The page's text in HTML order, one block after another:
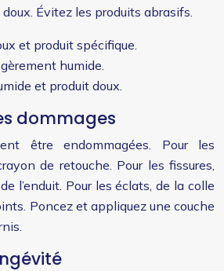
Évitez les produits abrasifs.
et produit spécifique.
humide.
et produit doux.
dommages
être endommagées. Pour les
de retouche. Pour les fissures,
l’enduit. Pour les éclats, de la colle
Poncez et appliquez une couche